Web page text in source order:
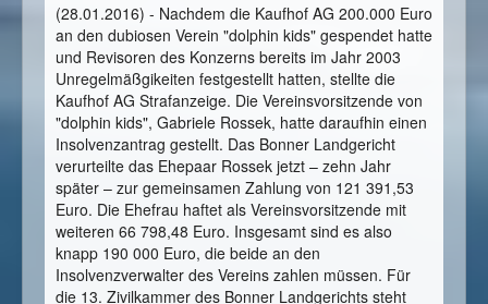
(28.01.2016) - Nachdem die Kaufhof AG 200.000 Euro
an den dubiosen Verein "dolphin kids" gespendet hatte
und Revisoren des Konzerns bereits im Jahr 2003
Unregelmäßgikeiten festgestellt hatten, stellte die
Kaufhof AG Strafanzeige. Die Vereinsvorsitzende von
"dolphin kids", Gabriele Rossek, hatte daraufhin einen
Insolvenzantrag gestellt. Das Bonner Landgericht
verurteilte das Ehepaar Rossek jetzt – zehn Jahr
später – zur gemeinsamen Zahlung von 121 391,53
Euro. Die Ehefrau haftet als Vereinsvorsitzende mit
weiteren 66 798,48 Euro. Insgesamt sind es also
knapp 190 000 Euro, die beide an den
Insolvenzverwalter des Vereins zahlen müssen. Für
die 13. Zivilkammer des Bonner Landgerichts steht